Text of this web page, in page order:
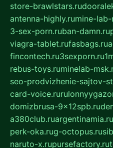
store-brawlstars.ru
antenna-highly.rumine-lab-
3-sex-porn.ruban-damn.ru
viagra-tablet.rufasbags.ru
fincontech.ru3sexporn.ru
rebus-toys.ruminelab-
seo-prodvizhenie-sajtov-
card-voice.ru
domizbrusa-9x12spb.ru
a380club.ruargentinamia.ru
perk-oka.rug-octopus.ru
naruto-x.rupursefactory.ru